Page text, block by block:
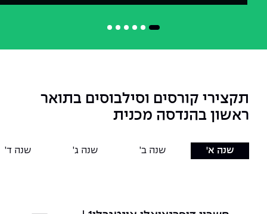
תקצירי קורסים וסילבוסים בתואר
ראשון בהנדסה מכנית
שנה א' שנה ב' שנה ג' שנה ד'